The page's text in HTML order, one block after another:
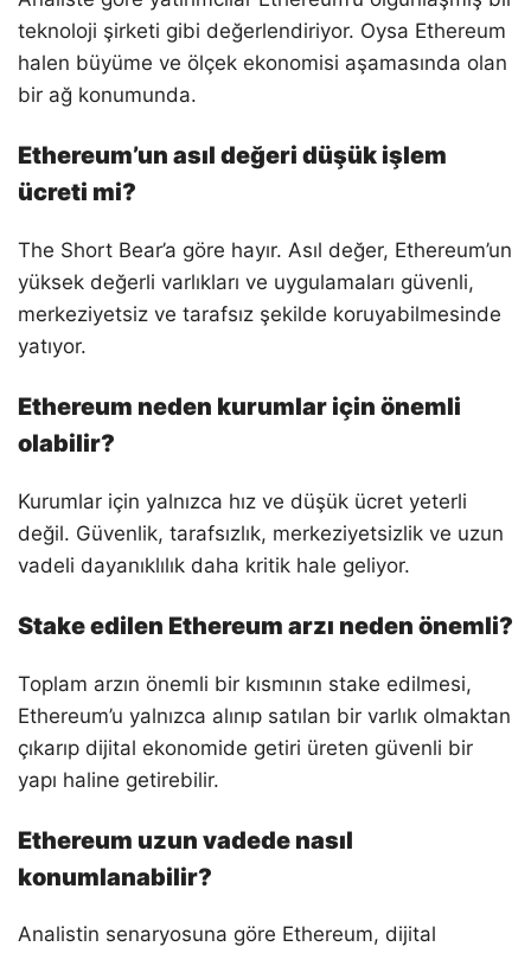
teknoloji şirketi gibi değerlendiriyor. Oysa Ethereum
halen büyüme ve ölçek ekonomisi aşamasında olan
bir ağ konumunda.
Ethereum’un asıl değeri düşük işlem
ücreti mi?
The Short Bear’a göre hayır. Asıl değer, Ethereum’un
yüksek değerli varlıkları ve uygulamaları güvenli,
merkeziyetsiz ve tarafsız şekilde koruyabilmesinde
yatıyor.
Ethereum neden kurumlar için önemli
olabilir?
Kurumlar için yalnızca hız ve düşük ücret yeterli
değil. Güvenlik, tarafsızlık, merkeziyetsizlik ve uzun
vadeli dayanıklılık daha kritik hale geliyor.
Stake edilen Ethereum arzı neden önemli?
Toplam arzın önemli bir kısmının stake edilmesi,
Ethereum’u yalnızca alınıp satılan bir varlık olmaktan
çıkarıp dijital ekonomide getiri üreten güvenli bir
yapı haline getirebilir.
Ethereum uzun vadede nasıl
konumlanabilir?
Analistin senaryosuna göre Ethereum, dijital